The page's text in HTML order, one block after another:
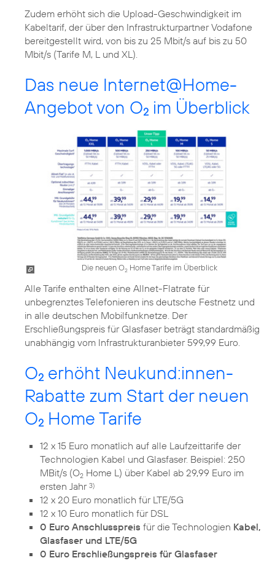
Zudem erhöht sich die Upload-Geschwindigkeit im
Kabeltarif, der über den Infrastrukturpartner Vodafone
bereitgestellt wird, von bis zu 25 Mbit/s auf bis zu 50
Mbit/s (Tarife M, L und XL).
Das neue Internet@Home-
Angebot von O2 im Überblick
Die neuen O2 Home Tarife im Überblick
Alle Tarife enthalten eine Allnet-Flatrate für
unbegrenztes Telefonieren ins deutsche Festnetz und
in alle deutschen Mobilfunknetze. Der
Erschließungspreis für Glasfaser beträgt standardmäßig
unabhängig vom Infrastrukturanbieter 599,99 Euro.
O2 erhöht Neukund:innen-
Rabatte zum Start der neuen
O2 Home Tarife
12 x 15 Euro monatlich auf alle Laufzeittarife der
Technologien Kabel und Glasfaser. Beispiel: 250
MBit/s (O2 Home L) über Kabel ab 29,99 Euro im
ersten Jahr 3)
12 x 20 Euro monatlich für LTE/5G
12 x 10 Euro monatlich für DSL
0 Euro Anschlusspreis für die Technologien Kabel,
Glasfaser und LTE/5G
0 Euro Erschließungspreis für Glasfaser